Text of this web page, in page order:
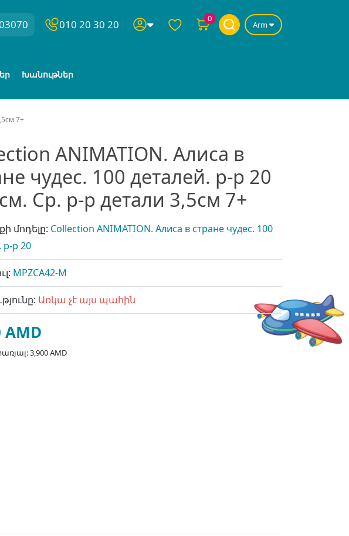
010 20 30 20 0
Arm
Խանութներ
7+
ANIMATION. Алиса в
чудес. 100 деталей. р-р 20
Ср. р-р детали 3,5см 7+
մոդելը: Collection ANIMATION. Алиса в стране чудес. 100
р-р 20
MPZCA42-M
Առկա չէ այս պահին
AMD
3,900 AMD